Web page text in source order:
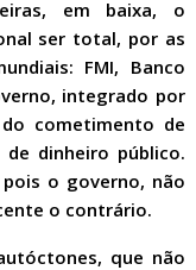
em baixa, o
ser total, por as
FMI, Banco
integrado por
cometimento de
dinheiro público.
o governo, não
o contrário.
que não